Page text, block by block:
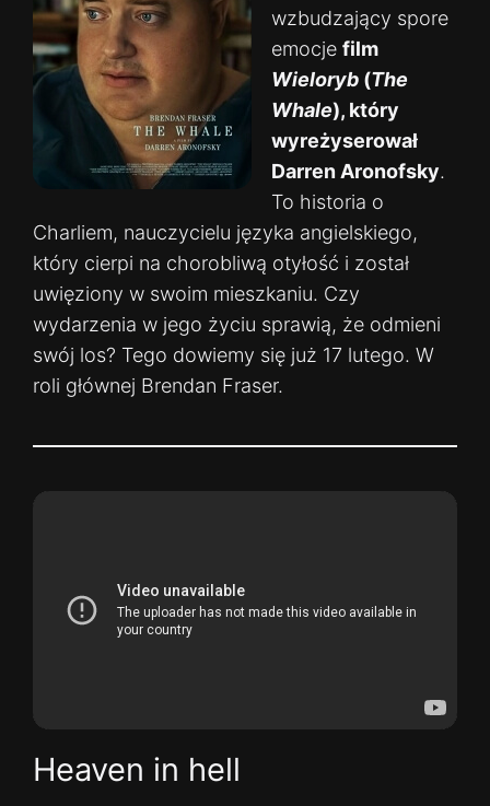
wzbudzający spore
emocje film
Wieloryb (The
Whale), który
wyreżyserował
Darren Aronofsky.
To historia o
Charliem, nauczycielu języka angielskiego,
który cierpi na chorobliwą otyłość i został
uwięziony w swoim mieszkaniu. Czy
wydarzenia w jego życiu sprawią, że odmieni
swój los? Tego dowiemy się już 17 lutego. W
roli głównej Brendan Fraser.
Heaven in hell